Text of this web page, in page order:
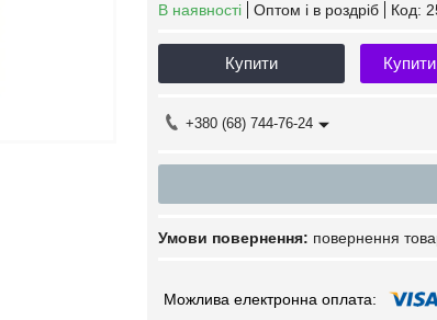
В наявності Оптом і в роздріб Код:
Купити
+380 (68) 744-76-24
повернення